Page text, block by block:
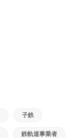
子鉄
鉄軌道事業者